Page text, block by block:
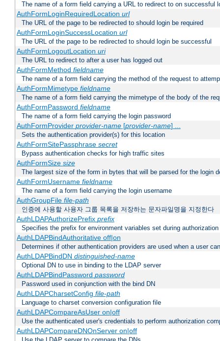
The name of a form field carrying a URL to redirect to on successful
AuthFormLoginRequiredLocation url
The URL of the page to be redirected to should login be required
AuthFormLoginSuccessLocation url
The URL of the page to be redirected to should login be successful
AuthFormLogoutLocation uri
The URL to redirect to after a user has logged out
AuthFormMethod fieldname
The name of a form field carrying the method of the request to
AuthFormMimetype fieldname
The name of a form field carrying the mimetype of the body of the
AuthFormPassword fieldname
The name of a form field carrying the login password
AuthFormProvider provider-name[provider-name] ...
Sets the authentication provider(s) for this location
AuthFormSitePassphrase secret
Bypass authentication checks for high traffic sites
AuthFormSize size
The largest size of the form in bytes that will be parsed for the login
AuthFormUsername fieldname
The name of a form field carrying the login username
AuthGroupFile file-path
인증에 사용할 사용자 그룹 목록을 저장하는 문자파일명을 지정한다
AuthLDAPAuthorizePrefix prefix
Specifies the prefix for environment variables set during authorization
AuthLDAPBindAuthoritative off|on
Determines if other authentication providers are used when a user
AuthLDAPBindDN distinguished-name
Optional DN to use in binding to the LDAP server
AuthLDAPBindPassword password
Password used in conjunction with the bind DN
AuthLDAPCharsetConfig file-path
Language to charset conversion configuration file
AuthLDAPCompareAsUser on|off
Use the authenticated user's credentials to perform authorization
AuthLDAPCompareDNOnServer on|off